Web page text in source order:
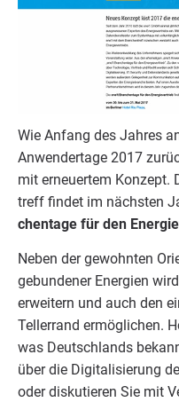
Wie Anfang des Jah­res
Anwen­der­ta­ge 2017
mit erneu­er­tem Kon­zept.
treff fin­det im nächs­ten
chen­ta­ge für den
Neben der gewohn­ten
ge­bun­de­ner Ener­gien
erwei­tern und auch den
Tel­ler­rand ermög­li­chen.
was Deutsch­lands
über die Digi­ta­li­sie­rung
oder dis­ku­tie­ren Sie mit